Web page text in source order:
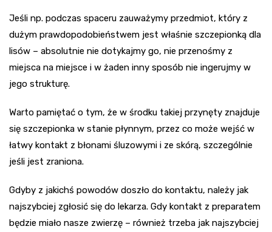
Jeśli np. podczas spaceru zauważymy przedmiot, który z
dużym prawdopodobieństwem jest właśnie szczepionką dla
lisów – absolutnie nie dotykajmy go, nie przenośmy z
miejsca na miejsce i w żaden inny sposób nie ingerujmy w
jego strukturę.
Warto pamiętać o tym, że w środku takiej przynęty znajduje
się szczepionka w stanie płynnym, przez co może wejść w
łatwy kontakt z błonami śluzowymi i ze skórą, szczególnie
jeśli jest zraniona.
Gdyby z jakichś powodów doszło do kontaktu, należy jak
najszybciej zgłosić się do lekarza. Gdy kontakt z preparatem
będzie miało nasze zwierzę – również trzeba jak najszybciej